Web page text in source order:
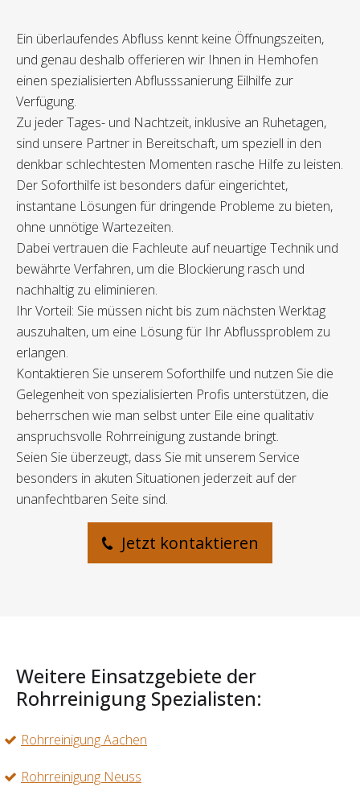
Ein überlaufendes Abfluss kennt keine Öffnungszeiten,
und genau deshalb offerieren wir Ihnen in Hemhofen
einen spezialisierten Abflusssanierung Eilhilfe zur
Verfügung.
Zu jeder Tages- und Nachtzeit, inklusive an Ruhetagen,
sind unsere Partner in Bereitschaft, um speziell in den
denkbar schlechtesten Momenten rasche Hilfe zu leisten.
Der Soforthilfe ist besonders dafür eingerichtet,
instantane Lösungen für dringende Probleme zu bieten,
ohne unnötige Wartezeiten.
Dabei vertrauen die Fachleute auf neuartige Technik und
bewährte Verfahren, um die Blockierung rasch und
nachhaltig zu eliminieren.
Ihr Vorteil: Sie müssen nicht bis zum nächsten Werktag
auszuhalten, um eine Lösung für Ihr Abflussproblem zu
erlangen.
Kontaktieren Sie unserem Soforthilfe und nutzen Sie die
Gelegenheit von spezialisierten Profis unterstützen, die
beherrschen wie man selbst unter Eile eine qualitativ
anspruchsvolle Rohrreinigung zustande bringt.
Seien Sie überzeugt, dass Sie mit unserem Service
besonders in akuten Situationen jederzeit auf der
unanfechtbaren Seite sind.
Jetzt kontaktieren
Weitere Einsatzgebiete der
Rohrreinigung Spezialisten:
Rohrreinigung Aachen
Rohrreinigung Neuss